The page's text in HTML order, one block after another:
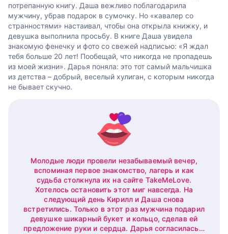
потрепанную книгу. Даша вежливо поблагодарила
мужчину, убрав подарок в сумочку. Но «кавалер со
странностями» настаивал, чтобы она открыла книжку, и
девушка выполнила просьбу. В книге Даша увидела
знакомую фенечку и фото со свежей надписью: «Я ждал
тебя больше 20 лет! Пообещай, что никогда не пропадешь
из моей жизни». Дарья поняла: это тот самый мальчишка
из детства – добрый, веселый хулиган, с которым никогда
не бывает скучно.
Молодые люди провели незабываемый вечер,
вспоминая первое знакомство, лагерь и как
судьба столкнула их на сайте TakeMeLove.
Хотелось остановить этот миг навсегда. На
следующий день Кирилл и Даша снова
встретились. Только в этот раз мужчина подарил
девушке шикарный букет и кольцо, сделав ей
предложение руки и сердца. Дарья согласилась…